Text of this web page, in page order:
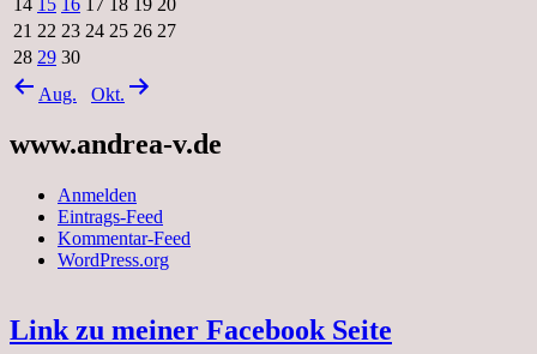
21 22 23 24 25 26 27
28 29 30
Aug.
Okt.
www.andrea-v.de
Anmelden
Eintrags-Feed
Kommentar-Feed
WordPress.org
Link zu meiner Facebook Seite